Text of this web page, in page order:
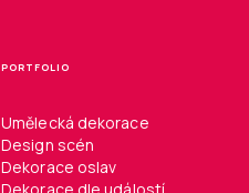
PORTFOLIO
Umělecká dekorace
Design scén
Dekorace oslav